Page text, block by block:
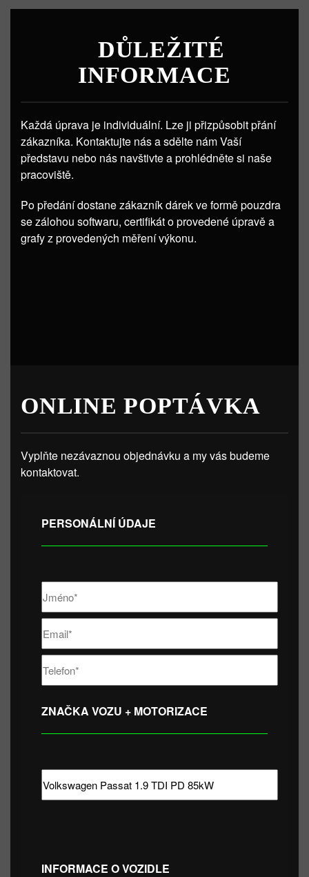
DŮLEŽITÉ
INFORMACE
Každá úprava je individuální. Lze ji přizpůsobit přání
zákazníka. Kontaktujte nás a sdělte nám Vaší
představu nebo nás navštivte a prohlédněte si naše
pracoviště.
Po předání dostane zákazník dárek ve formě pouzdra
se zálohou softwaru, certifikát o provedené úpravě a
grafy z provedených měření výkonu.
ONLINE POPTÁVKA
Vyplňte nezávaznou objednávku a my vás budeme
kontaktovat.
PERSONÁLNÍ ÚDAJE
ZNAČKA VOZU + MOTORIZACE
INFORMACE O VOZIDLE